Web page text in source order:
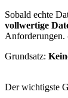
Sobald echte
vollwertige
Anforderungen.
Grundsatz:
Der wichtigste